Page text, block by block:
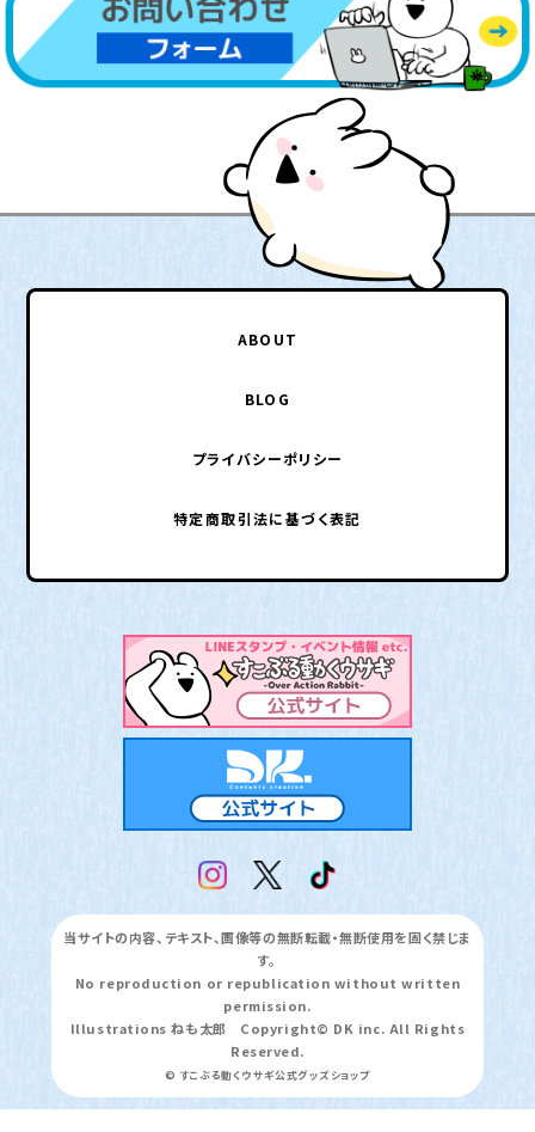
ABOUT
BLOG
プライバシーポリシー
特定商取引法に基づく表記
当サイトの内容、テキスト、画像等の無断転載・無断使用を固く禁じま
す。
No reproduction or republication without written
permission.
Illustrations ねも太郎 Copyright© DK inc. All Rights
Reserved.
© すこぶる動くウサギ公式グッズショップ